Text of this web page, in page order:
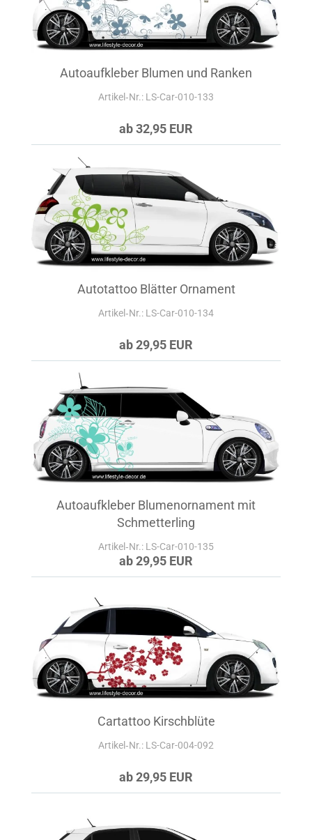
Autoaufkleber Blumen und Ranken
Artikel‑Nr.: LS-Car-010-133
ab 32,95 EUR
Autotattoo Blätter Ornament
Artikel‑Nr.: LS-Car-010-134
ab 29,95 EUR
Autoaufkleber Blumenornament mit
Schmetterling
Artikel‑Nr.: LS-Car-010-135
ab 29,95 EUR
Cartattoo Kirschblüte
Artikel‑Nr.: LS-Car-004-092
ab 29,95 EUR